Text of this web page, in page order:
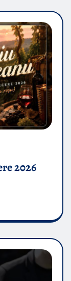
2026